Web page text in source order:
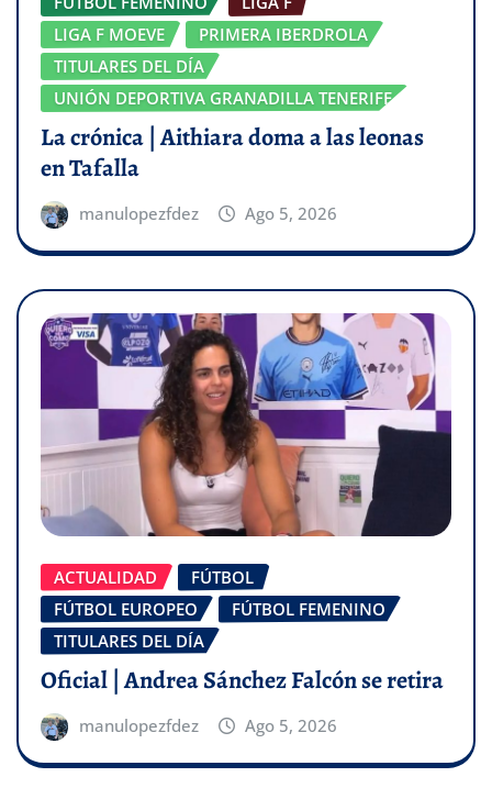
LIGA F MOEVE
PRIMERA IBERDROLA
TITULARES DEL DÍA
UNIÓN DEPORTIVA GRANADILLA TENERIFE
La crónica | Aithiara doma a las leonas
en Tafalla
manulopezfdez Ago 5, 2026
ACTUALIDAD
FÚTBOL
FÚTBOL EUROPEO
FÚTBOL FEMENINO
TITULARES DEL DÍA
Oficial | Andrea Sánchez Falcón se retira
manulopezfdez Ago 5, 2026